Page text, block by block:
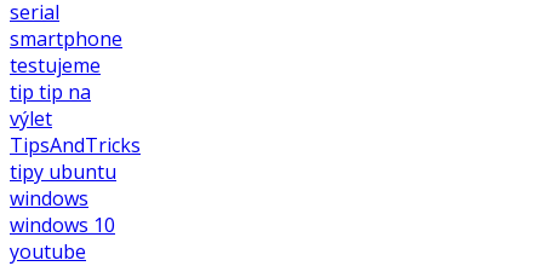
serial
smartphone
testujeme
tip tip na
výlet
TipsAndTricks
tipy ubuntu
windows
windows 10
youtube